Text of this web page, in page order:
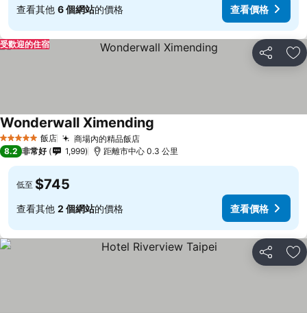
查看其他 6 個網站的價格 查看價格
分享 加
受歡迎的住宿
5 星級 飯店 商場內的精品飯店
Wonderwall Ximending
8.2 非常好 1,999 距離市中心 0.3 公里
低至 $745
查看其他 2 個網站的價格 查看價格
分享 加